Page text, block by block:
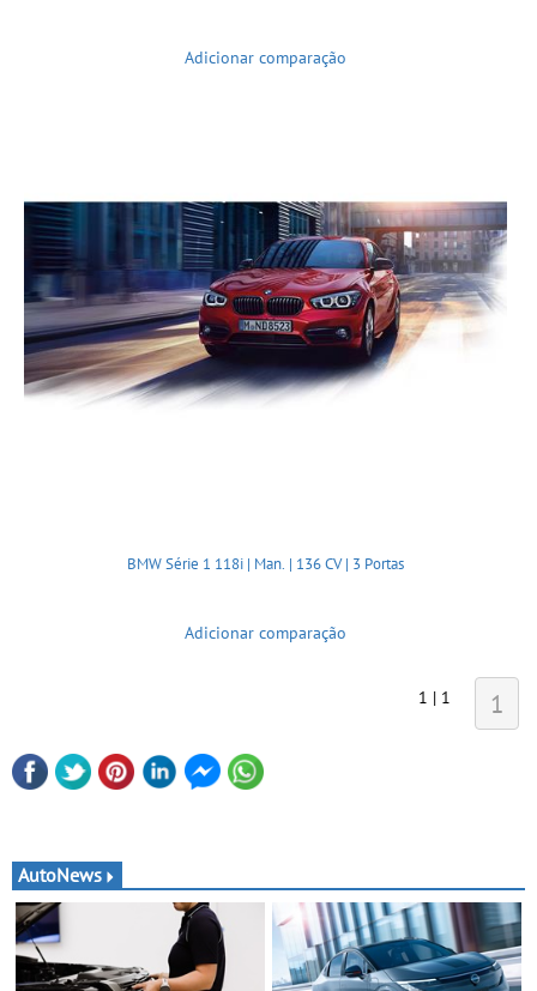
Adicionar comparação
BMW Série 1 118i | Man. | 136 CV | 3 Portas
Adicionar comparação
1 | 1 1
AutoNews